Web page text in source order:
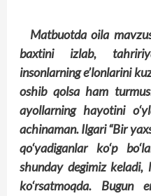
Matbuotda oila
baxtini izlab,
insonlarning e’lonlarini
oshib qolsa ham
ayollarning hayotini
achinaman. Ilgari “Bir
qo‘yadiganlar ko‘p
shunday degimiz keladi,
ko‘rsatmoqda.